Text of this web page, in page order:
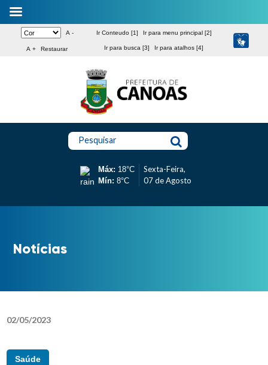
A -
A + Restaurar
Ir Conteudo [1] Ir para menu principal [2]
Ir para busca [3] Ir para atalhos [4]
Pesquisar
Máx: 18°C
Mín: 8°C
Sexta-Feira,
07 de Agosto
Notícias
02/05/2023
Saúde